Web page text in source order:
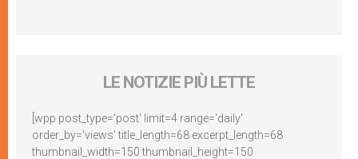
LE NOTIZIE PIÙ LETTE
[wpp post_type='post' limit=4 range='daily'
order_by='views' title_length=68 excerpt_length=68
thumbnail_width=150 thumbnail_height=150